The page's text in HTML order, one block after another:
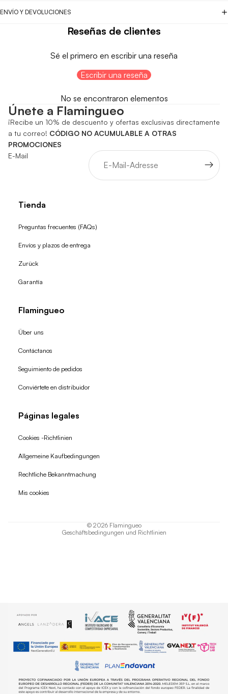
ENVÍO Y DEVOLUCIONES
Reseñas de clientes
Sé el primero en escribir una reseña
Escribir una reseña
No se encontraron elementos
Únete a Flamingueo
¡Recibe un 10% de descuento y ofertas exclusivas directamente
a tu correo! CÓDIGO NO ACUMULABLE A OTRAS
PROMOCIONES
E-Mail
Tienda
Preguntas frecuentes (FAQs)
Envíos y plazos de entrega
Zurück
Garantía
Flamingueo
Über uns
Contáctanos
Seguimiento de pedidos
Conviértete en distribuidor
Páginas legales
Cookies -Richtlinien
Allgemeine Kaufbedingungen
Rechtliche Bekanntmachung
Mis cookies
© 2026 Flamingueo
Geschäftsbedingungen und Richtlinien
Widerrufsrecht